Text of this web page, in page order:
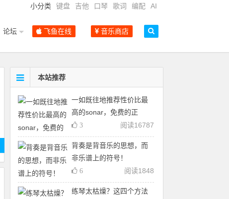
小分类 键盘 吉他 口琴 歌词 编配 AI
论坛 飞鱼在线 音乐商店
本站推荐
一如既往地推荐性价比最
高的sonar，免费的正
阅读16787
3
背奏是背音乐的思想，而
非乐谱上的符号！
阅读1848
6
练琴太枯燥？这四个方法